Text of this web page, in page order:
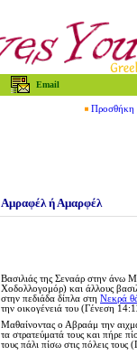
Email
Προσθήκη
Αμραφέλ ή Αμαρφέλ
Βασιλιάς της Σεναάρ στην άνω
Χοδολλογομόρ) και άλλους
στην πεδιάδα δίπλα στη Νεκρά
την οικογένειά του (Γένεση
Μαθαίνοντας ο Αβραάμ την
τα στρατεύματά τους και πήρε
τους πάλι πίσω στις πόλεις